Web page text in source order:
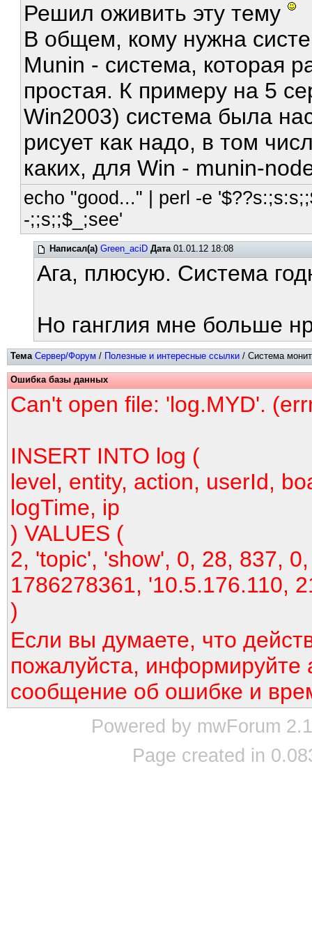
Решил оживить эту тему
В общем, кому нужна
Munin - система, которая
простая. К примеру на 5
Win2003) система была
рисует как надо, в том
каких, для Win - munin-
echo "good..." | perl -e
-;;s;;$_;see'
Написал(а) Green_aciD Дата01.01.12 18:08
Ага, плюсую. Система
Но ганглия мне больше
Тема Сервер/Форум / Полезные и интересные ссылки / Система
Ошибка базы данных
Can't open file: 'log.MYD'.
INSERT INTO log (
level, entity, action, userId,
logTime, ip
) VALUES (
2, 'topic', 'show', 0, 28, 837,
1786278361, '10.5.176.110,
)
Если вы думаете, что
пожалуйста, информируйте
сообщение об ошибке и
Powered by mwForum
Page created in